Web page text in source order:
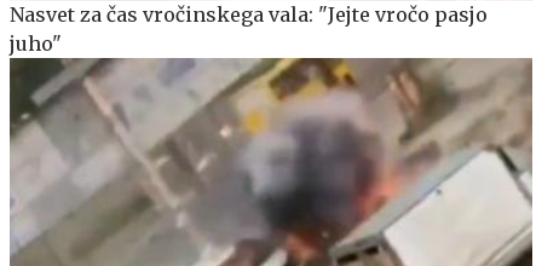
Nasvet za čas vročinskega vala: "Jejte vročo pasjo
juho"